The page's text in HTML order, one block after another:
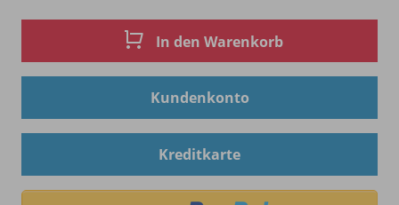
In den Warenkorb
Kundenkonto
Kreditkarte